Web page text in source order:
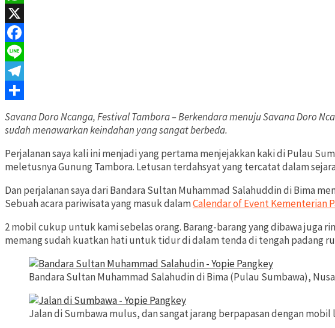
WhatsApp
X
Facebook
Line
Telegram
Savana Doro Ncanga, Festival Tambora – Berkendara menuju Savana Doro
sudah menawarkan keindahan yang sangat berbeda.
Perjalanan saya kali ini menjadi yang pertama menjejakkan kaki di Pulau
meletusnya Gunung Tambora. Letusan terdahsyat yang tercatat dalam
Dan perjalanan saya dari Bandara Sultan Muhammad Salahuddin di Bima
Sebuah acara pariwisata yang masuk dalamCalendar of Event Kementerian
2 mobil cukup untuk kami sebelas orang. Barang-barang yang dibawa juga
memang sudah kuatkan hati untuk tidur di dalam tenda di tengah padang
Bandara Sultan Muhammad Salahudin di Bima (Pulau Sumbawa),
Jalan di Sumbawa mulus, dan sangat jarang berpapasan dengan mobil